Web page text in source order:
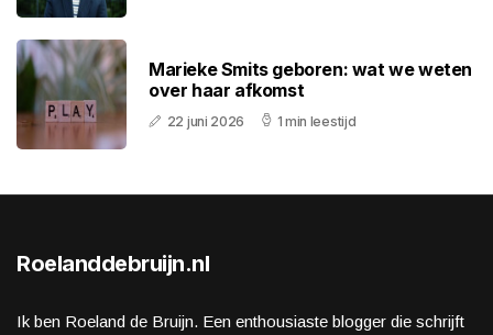
Marieke Smits geboren: wat we weten
over haar afkomst
22 juni 2026 1 min leestijd
Roelanddebruijn.nl
Ik ben Roeland de Bruijn. Een enthousiaste blogger die schrijft